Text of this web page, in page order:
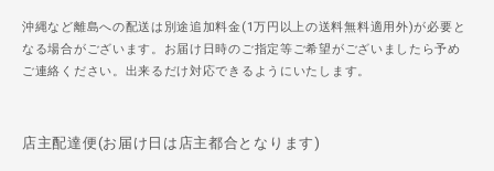
沖縄など離島への配送は別途追加料金(1万円以上の送料無料適用外)が必要と
なる場合がございます。お届け日時のご指定等ご希望がございましたら予め
ご連絡ください。出来るだけ対応できるようにいたします。
店主配達便(お届け日は店主都合となります)